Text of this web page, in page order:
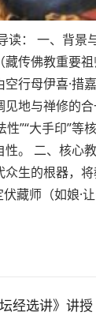
读： 一、背景
藏传佛教重要
行母伊喜·措
见地与禅修的
性”“大手印”等
。 二、核心
生的根器，将
藏师（如娘·
经选讲》讲